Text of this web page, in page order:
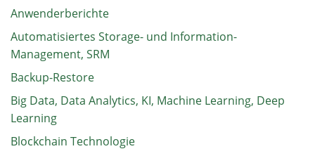
Anwenderberichte
Automatisiertes Storage- und Information-
Management, SRM
Backup-Restore
Big Data, Data Analytics, KI, Machine Learning, Deep
Learning
Blockchain Technologie